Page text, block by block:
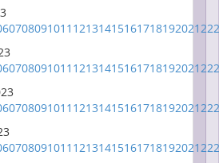
0708091011 1213141516171819202122
0708091011 1213141516171819202122
0708091011 1213141516171819202122
0708091011 1213141516171819202122